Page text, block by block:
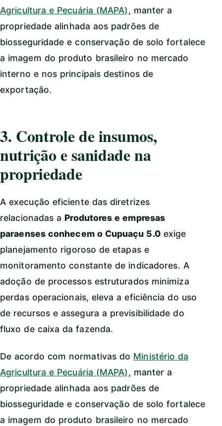
Agricultura e Pecuária (MAPA), manter a
propriedade alinhada aos padrões de
biosseguridade e conservação de solo fortalece
a imagem do produto brasileiro no mercado
interno e nos principais destinos de
exportação.
3. Controle de insumos,
nutrição e sanidade na
propriedade
A execução eficiente das diretrizes
relacionadas a Produtores e empresas
paraenses conhecem o Cupuaçu 5.0exige
planejamento rigoroso de etapas e
monitoramento constante de indicadores. A
adoção de processos estruturados minimiza
perdas operacionais, eleva a eficiência do uso
de recursos e assegura a previsibilidade do
fluxo de caixa da fazenda.
De acordo com normativas do Ministério da
Agricultura e Pecuária (MAPA), manter a
propriedade alinhada aos padrões de
biosseguridade e conservação de solo fortalece
a imagem do produto brasileiro no mercado